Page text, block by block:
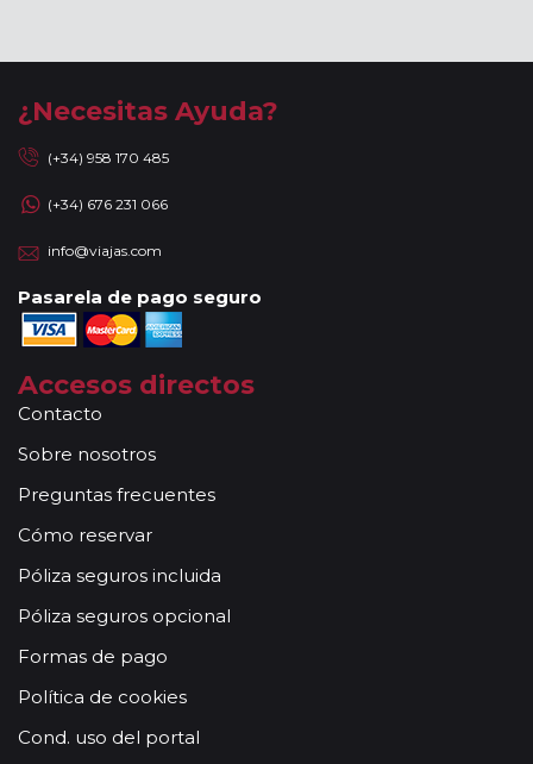
¿Necesitas Ayuda?
(+34) 958 170 485
(+34) 676 231 066
info@viajas.com
Pasarela de pago seguro
Accesos directos
Contacto
Sobre nosotros
Preguntas frecuentes
Cómo reservar
Póliza seguros incluida
Póliza seguros opcional
Formas de pago
Política de cookies
Cond. uso del portal